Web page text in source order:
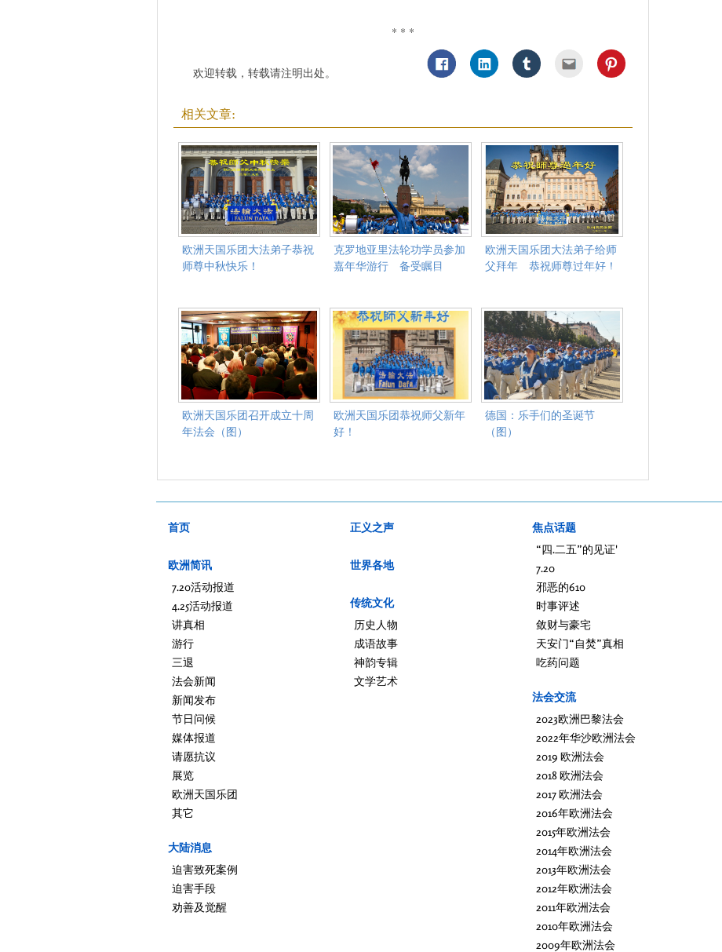
* * *
欢迎转载，转载请注明出处。
相关文章:
欧洲天国乐团大法弟子恭祝
师尊中秋快乐！
克罗地亚里法轮功学员参加
嘉年华游行 备受瞩目
欧洲天国乐团大法弟子给师
父拜年 恭祝师尊过年好！
欧洲天国乐团召开成立十周
年法会（图）
欧洲天国乐团恭祝师父新年
好！
德国：乐手们的圣诞节
（图）
首页
欧洲简讯
7.20活动报道
4.25活动报道
讲真相
游行
三退
法会新闻
新闻发布
节日问候
媒体报道
请愿抗议
展览
欧洲天国乐团
其它
大陆消息
迫害致死案例
迫害手段
劝善及觉醒
正义之声
世界各地
传统文化
历史人物
成语故事
神韵专辑
文学艺术
焦点话题
“四.二五”的见证'
7.20
邪恶的610
时事评述
敛财与豪宅
天安门“自焚”真相
吃药问题
法会交流
2023欧洲巴黎法会
2022年华沙欧洲法会
2019 欧洲法会
2018 欧洲法会
2017 欧洲法会
2016年欧洲法会
2015年欧洲法会
2014年欧洲法会
2013年欧洲法会
2012年欧洲法会
2011年欧洲法会
2010年欧洲法会
2009年欧洲法会